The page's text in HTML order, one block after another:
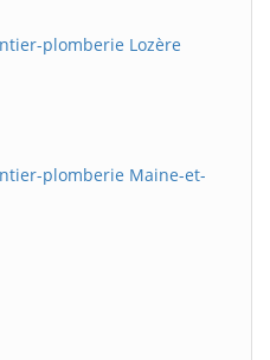
plomberie Lozère
plomberie Maine-et-